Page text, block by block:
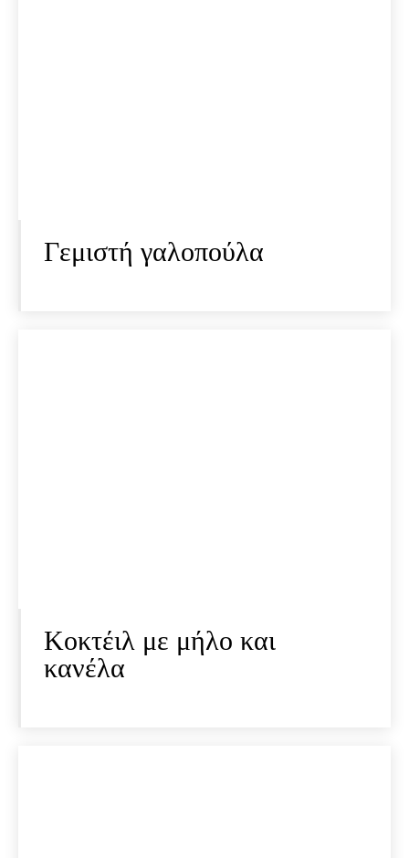
Γεμιστή γαλοπούλα
Κοκτέιλ με μήλο και
κανέλα